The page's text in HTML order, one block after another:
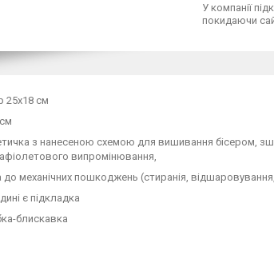
У компанії
покидаючи
25х18 см
з нанесеною схемою для вишивання бісером,
випромінювання,
до механічних пошкоджень (стиранія,
є підкладка
блискавка